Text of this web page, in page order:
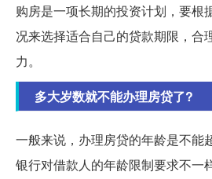
购房是一项长期的投资计划，要根
况来选择适合自己的贷款期限，合
力。
多大岁数就不能办理房贷了?
一般来说，办理房贷的年龄是不能
银行对借款人的年龄限制要求不一